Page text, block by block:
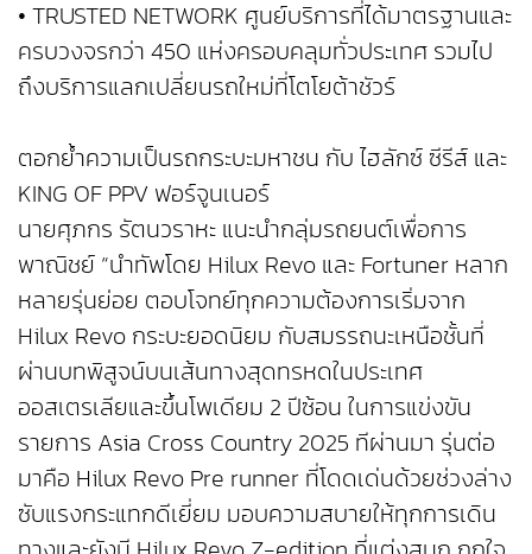
• TRUSTED NETWORK ศูนย์บริการที่ได้มาตรฐานและ
ครบวงจรกว่า 450 แห่งครอบคลุมทั่วประเทศ รวมไป
ถึงบริการแลกเปลี่ยนรถใหม่ที่โตโยต้าชัวร์
ตอกย้ำความเป็นรถกระบะมหาชน กับ ไฮลักซ์ ซีรีส์ และ
KING OF PPV ฟอร์จูนเนอร์
นายศุภกร รัตนวราหะ แนะนำกลุ่มรถยนต์เพื่อการ
พาณิชย์ “นำทัพโดย Hilux Revo และ Fortuner หลาก
หลายรุ่นย่อย ตอบโจทย์ทุกความต้องการเริ่มจาก
Hilux Revo กระบะยอดนิยม กับสมรรถนะเหนือชั้นที่
ผ่านบทพิสูจน์บนเส้นทางสุดทรหดในประเทศ
ออสเตรเลียและขึ้นโพเดียม 2 ปีซ้อน ในการแข่งขัน
รายการ Asia Cross Country 2025 ทีผ่านมา รุ่นต่อ
มาคือ Hilux Revo Pre runner ที่โดดเด่นด้วยช่วงล่าง
ซับแรงกระแทกดีเยี่ยม มอบความสบายให้ทุกการเดิน